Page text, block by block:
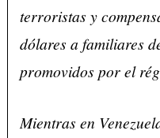
terroristas y
dólares a familiares
promovidos por el
Mientras en